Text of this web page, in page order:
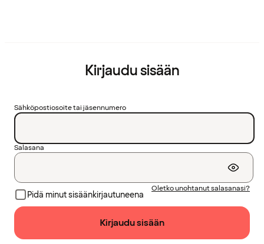
Kirjaudu sisään
Sähköpostiosoite tai jäsennumero
Salasana
Pidä minut sisäänkirjautuneena
Oletko unohtanut salasanasi?
Kirjaudu sisään